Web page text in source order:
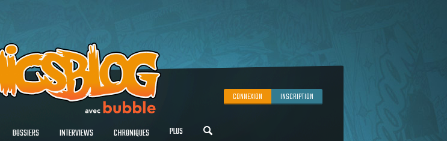
CONNEXION INSCRIPTION
DOSSIERS INTERVIEWS CHRONIQUES PLUS